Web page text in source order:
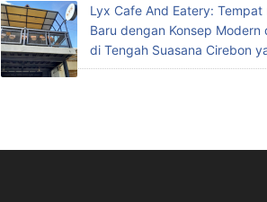
Lyx Cafe And Eatery:
Baru dengan Konsep Modern
di Tengah Suasana Cirebon